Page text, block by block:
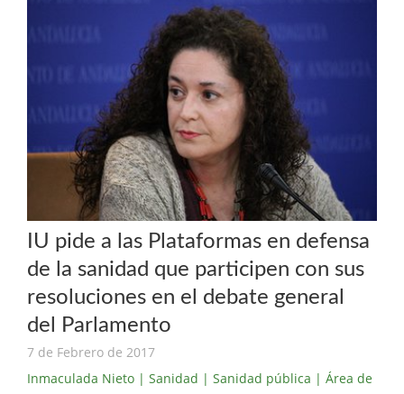
IU pide a las Plataformas en defensa
de la sanidad que participen con sus
resoluciones en el debate general
del Parlamento
7 de Febrero de 2017
Inmaculada Nieto | Sanidad | Sanidad pública | Área de